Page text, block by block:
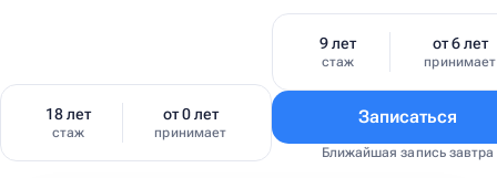
18 лет
стаж
от 0 лет
принимает
9 лет
стаж
от 6 лет
принимает
Записаться
Ближайшая запись завтра